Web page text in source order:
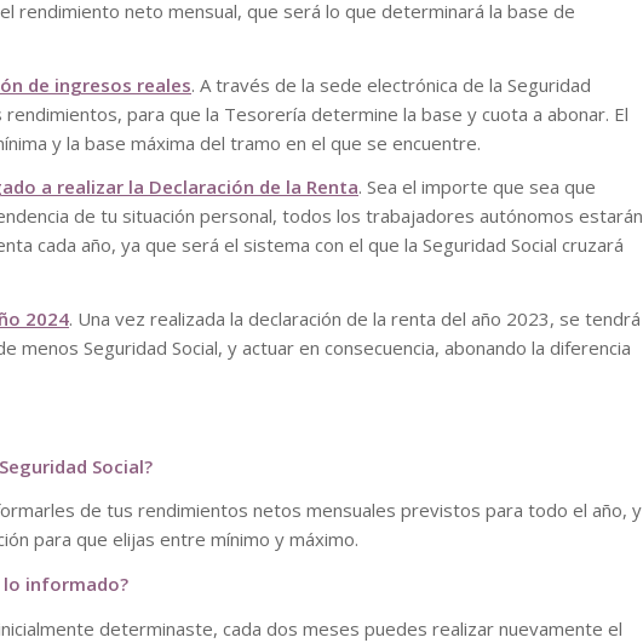
rendimiento neto mensual, que será lo que determinará la base de
de ingresos reales. A través de la sede electrónica de la Seguridad
para que la Tesorería determine la base y cuota a abonar. El
y la base máxima del tramo en el que se encuentre.
a realizar la Declaración de la Renta. Sea el importe que sea que
de tu situación personal, todos los trabajadores autónomos estarán
cada año, ya que será el sistema con el que la Seguridad Social cruzará
2024. Una vez realizada la declaración de la renta del año 2023, se tendrá
menos Seguridad Social, y actuar en consecuencia, abonando la diferencia
Social?
de tus rendimientos netos mensuales previstos para todo el año, y
para que elijas entre mínimo y máximo.
lo informado?
determinaste, cada dos meses puedes realizar nuevamente el